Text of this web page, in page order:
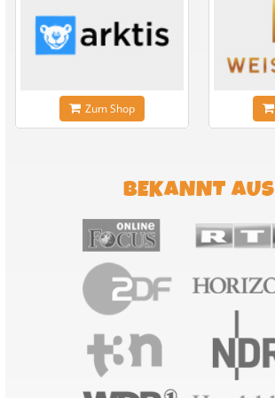
Zum Shop
BEKANNT AUS